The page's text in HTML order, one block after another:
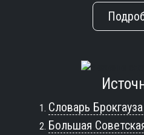
Словарь
Большая